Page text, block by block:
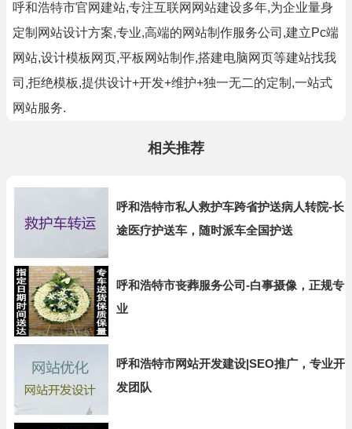
呼和浩特市官网建站,专注互联网网站建设多年,为企业量身
定制网站设计方案,专业,高端的网站制作服务公司,建立Pc端
网站,设计模板网页,平板网站制作,搭建电脑网页等建站找我
司,拒绝模板,提供设计+开发+维护+独一无二的定制,一站式
网站服务.
相关推荐
呼和浩特市私人救护车跨省护送病人转院-长
途医疗护送车，随时派车全国护送
呼和浩特市丧葬服务公司-白事摄像，正规专
业
呼和浩特市网站开发建设|SEO推广，专业开
发团队